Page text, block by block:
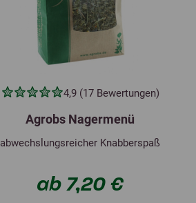
4,9 (17 Bewertungen)
Agrobs Nagermenü
abwechslungsreicher Knabberspaß
ab 7,20 €